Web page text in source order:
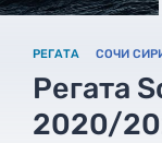
РЕГАТА СОЧИ
Регата
2020/